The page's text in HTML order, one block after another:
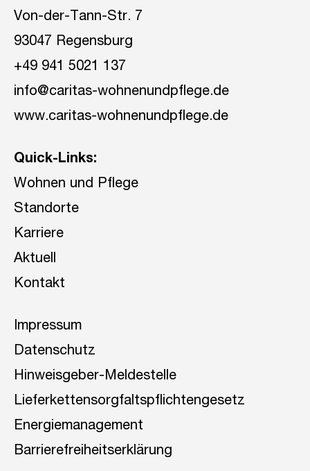
Von-der-Tann-Str. 7
93047 Regensburg
+49 941 5021 137
info@caritas-wohnenundpflege.de
www.caritas-wohnenundpflege.de
Quick-Links:
Wohnen und Pflege
Standorte
Karriere
Aktuell
Kontakt
Impressum
Datenschutz
Hinweisgeber-Meldestelle
Lieferkettensorgfaltspflichtengesetz
Energiemanagement
Barrierefreiheitserklärung